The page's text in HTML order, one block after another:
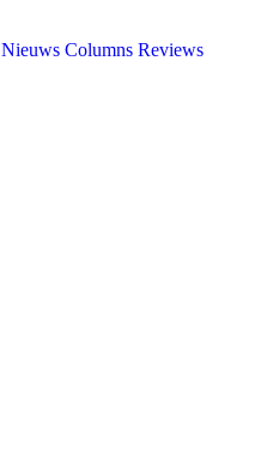
Nieuws Columns Reviews